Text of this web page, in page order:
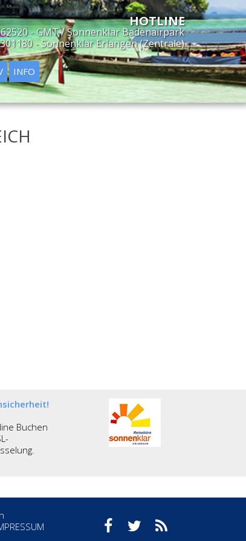
- GMT / Sonnenklar Badenairpark
- Sonnenklar Erlangen (Zentrale)
INFO
Buchen